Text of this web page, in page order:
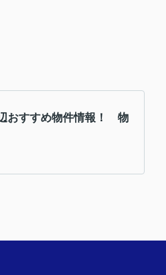
おすすめ物件情報！ 物